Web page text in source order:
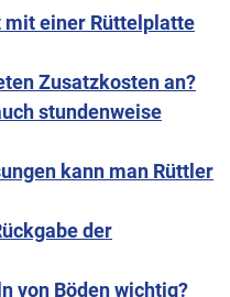
mit einer Rüttelplatte
Zusatzkosten an?
stundenweise
kann man Rüttler
der
von Böden wichtig?